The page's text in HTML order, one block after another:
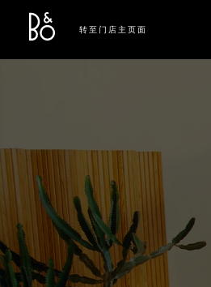
Bang & Olufsen - Exist to Create
转至门店主页面